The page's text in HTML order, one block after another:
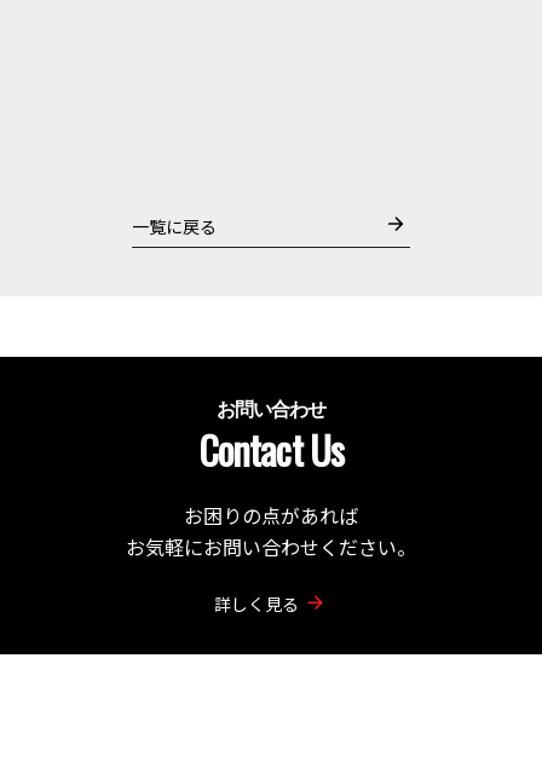
一覧に戻る
お問い合わせ
Contact Us
お困りの点があれば
お気軽にお問い合わせください。
詳しく見る